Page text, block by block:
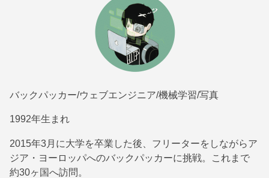
バックパッカー/ウェブエンジニア/機械学習/写真
1992年生まれ
2015年3月に大学を卒業した後、フリーターをしながらア
ジア・ヨーロッパへのバックパッカーに挑戦。これまで
約30ヶ国へ訪問。